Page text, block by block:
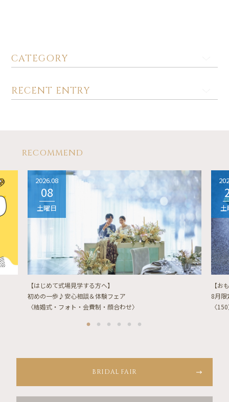
CATEGORY
RECENT ENTRY
RECOMMEND
2026.08
08
土曜日
【はじめて式場見学する方へ】
初めの一歩♪安心相談＆体験フェア
〈結婚式・フォト・会費制・顔合わせ〉
土
【お
8月限
〈
BRIDAL FAIR